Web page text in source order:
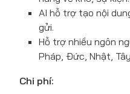
AI hỗ trợ tạo nội
gửi.
Hỗ trợ nhiều ngôn
Pháp, Đức, Nhật,
Chi phí: